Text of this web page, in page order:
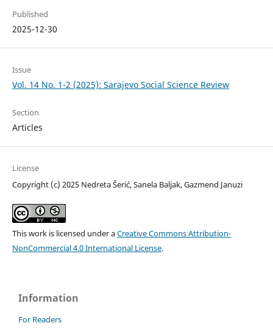
Published
2025-12-30
Issue
Vol. 14 No. 1-2 (2025): Sarajevo Social Science Review
Section
Articles
License
Copyright (c) 2025 Nedreta Šerić, Sanela Baljak, Gazmend Januzi
This work is licensed under aCreative Commons Attribution-
NonCommercial 4.0 International License.
Information
For Readers